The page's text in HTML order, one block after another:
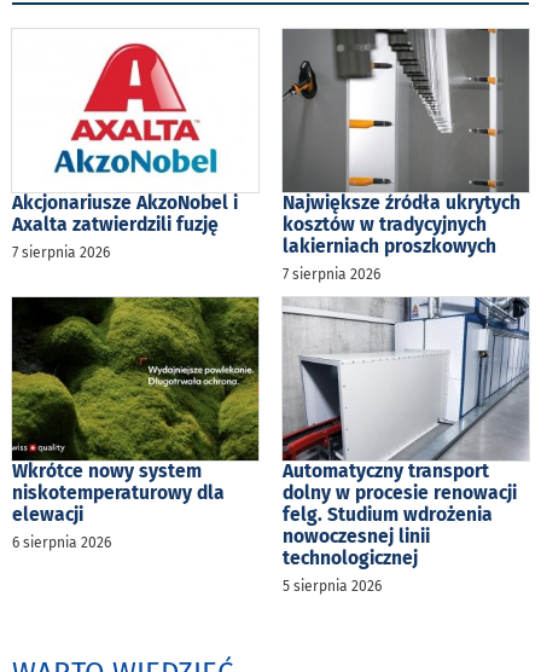
Akcjonariusze AkzoNobel i
Axalta zatwierdzili fuzję
7 sierpnia 2026
Największe źródła ukrytych
kosztów w tradycyjnych
lakierniach proszkowych
7 sierpnia 2026
Wkrótce nowy system
niskotemperaturowy dla
elewacji
6 sierpnia 2026
Automatyczny transport
dolny w procesie renowacji
felg. Studium wdrożenia
nowoczesnej linii
technologicznej
5 sierpnia 2026